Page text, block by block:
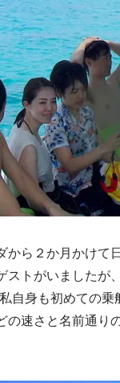
から２か月かけ
トがいました
自身も初めての
速さと名前通